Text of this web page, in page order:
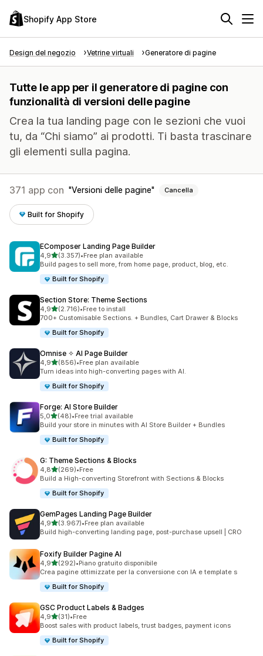
Shopify App Store
Design del negozio Vetrine virtuali Generatore di pagine
Tutte le app per il generatore di pagine con
funzionalità di versioni delle pagine
Crea la tua landing page con le sezioni che vuoi
tu, da “Chi siamo” ai prodotti. Ti basta trascinare
gli elementi sulla pagina.
371 app con Versioni delle pagine Cancella
Built for Shopify
EComposer Landing Page Builder
4,9stelle su 5
(3.357)
3357 recensioni totali
•Free plan available
Build pages to sell more, from home page, product, blog, etc.
Built for Shopify
Section Store: Theme Sections
4,9stelle su 5
(2.716)
2716 recensioni totali
•Free to install
700+ Customisable Sections. + Bundles, Cart Drawer & Blocks
Built for Shopify
Omnise ✧ AI Page Builder
4,9stelle su 5
(856)
856 recensioni totali
•Free plan available
Turn ideas into high-converting pages with AI.
Built for Shopify
Forge: AI Store Builder
5,0stelle su 5
(48)
48 recensioni totali
•Free trial available
Build your store in minutes with AI Store Builder + Bundles
Built for Shopify
G: Theme Sections & Blocks
4,8stelle su 5
(269)
269 recensioni totali
•Free
Build a High-converting Storefront with Sections & Blocks
Built for Shopify
GemPages Landing Page Builder
4,9stelle su 5
(3.967)
3967 recensioni totali
•Free plan available
Build high-converting landing page, post-purchase upsell | CRO
Foxify Builder Pagine AI
4,9stelle su 5
(292)
292 recensioni totali
•Piano gratuito disponibile
Crea pagine ottimizzate per la conversione con IA e template s
Built for Shopify
GSC Product Labels & Badges
4,9stelle su 5
(31)
31 recensioni totali
•Free
Boost sales with product labels, trust badges, payment icons
Built for Shopify